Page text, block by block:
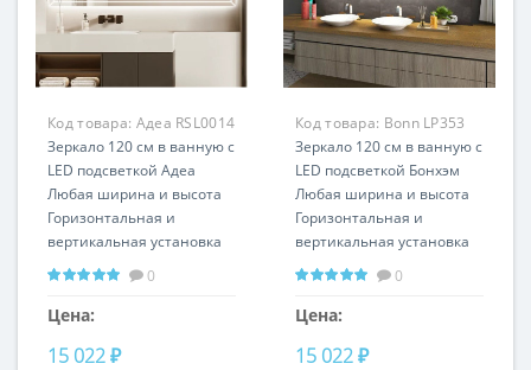
Код товара: Адеа RSL0014
Зеркало 120 см в ванную с
LED подсветкой Адеа
Любая ширина и высота
Горизонтальная и
вертикальная установка
0
Цена:
15 022 ₽
Код товара: Bonn LP353
Зеркало 120 см в ванную с
LED подсветкой Бонхэм
Любая ширина и высота
Горизонтальная и
вертикальная установка
0
Цена:
15 022 ₽